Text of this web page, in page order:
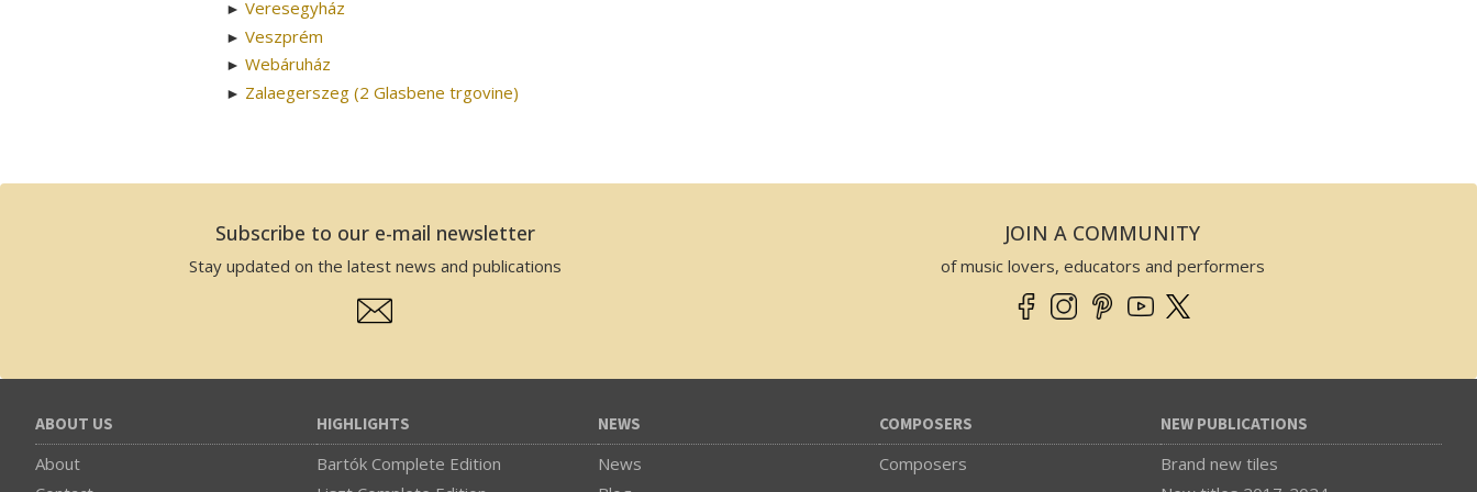
► Veresegyház
► Veszprém
► Webáruház
► Zalaegerszeg (2 Glasbene trgovine)
Subscribe to our e-mail newsletter
Stay updated on the latest news and publications
JOIN A COMMUNITY
of music lovers, educators and performers
ABOUT US
About
HIGHLIGHTS
Bartók Complete Edition
NEWS
News
COMPOSERS
Composers
NEW PUBLICATIONS
Brand new tiles